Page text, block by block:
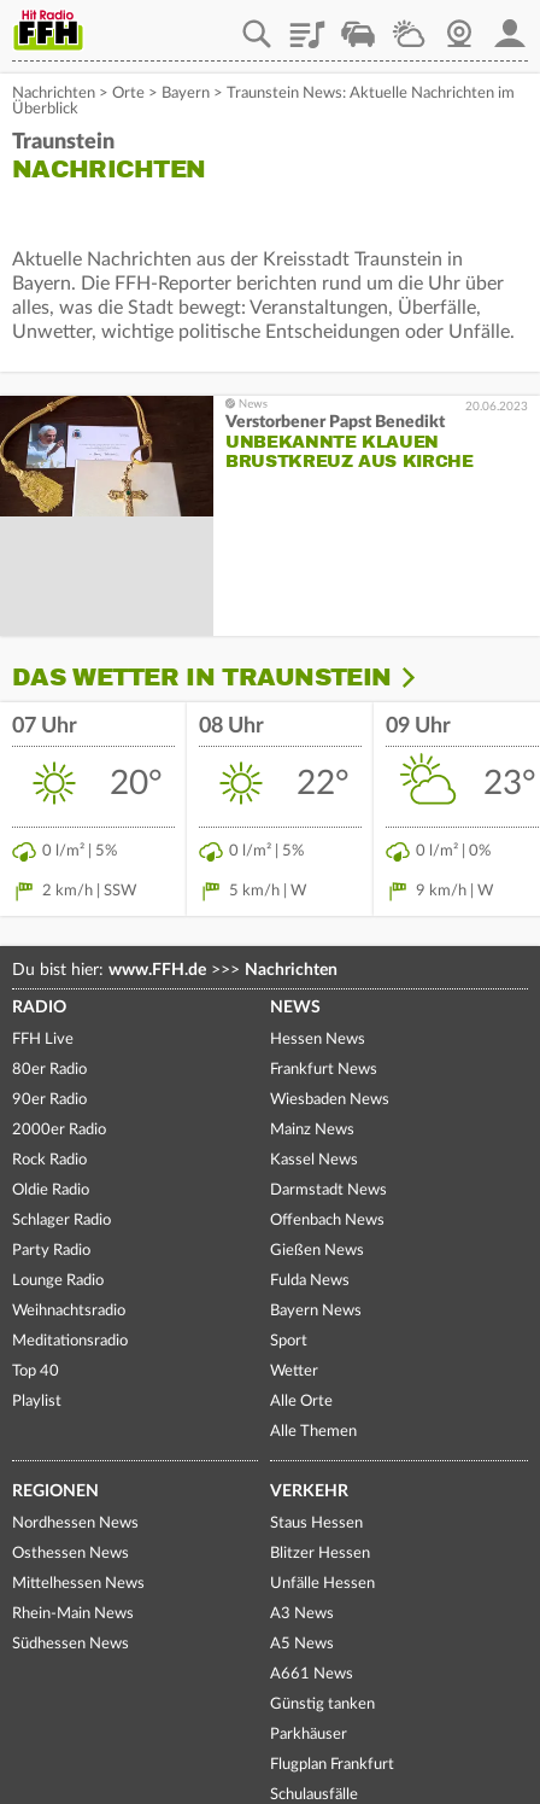
PlaylistStaupilotWetterWebcam
Nachrichten > Orte > Bayern > Traunstein News: Aktuelle Nachrichten im
Überblick
Traunstein
NACHRICHTEN
Aktuelle Nachrichten aus der Kreisstadt Traunstein in
Bayern. Die FFH-Reporter berichten rund um die Uhr über
alles, was die Stadt bewegt: Veranstaltungen, Überfälle,
Unwetter, wichtige politische Entscheidungen oder Unfälle.
20.06.2023
Verstorbener Papst Benedikt
UNBEKANNTE KLAUEN
BRUSTKREUZ AUS KIRCHE
DAS WETTER IN TRAUNSTEIN
07 Uhr
20°
0 l/m² | 5%
2 km/h | SSW
08 Uhr
22°
0 l/m² | 5%
5 km/h | W
09 Uhr
23°
0 l/m² | 0%
9 km/h | W
Du bist hier: www.FFH.de >>> Nachrichten
RADIO
FFH Live
80er Radio
90er Radio
2000er Radio
Rock Radio
Oldie Radio
Schlager Radio
Party Radio
Lounge Radio
Weihnachtsradio
Meditationsradio
Top 40
Playlist
NEWS
Hessen News
Frankfurt News
Wiesbaden News
Mainz News
Kassel News
Darmstadt News
Offenbach News
Gießen News
Fulda News
Bayern News
Sport
Wetter
Alle Orte
Alle Themen
REGIONEN
Nordhessen News
Osthessen News
Mittelhessen News
Rhein-Main News
Südhessen News
VERKEHR
Staus Hessen
Blitzer Hessen
Unfälle Hessen
A3 News
A5 News
A661 News
Günstig tanken
Parkhäuser
Flugplan Frankfurt
Schulausfälle